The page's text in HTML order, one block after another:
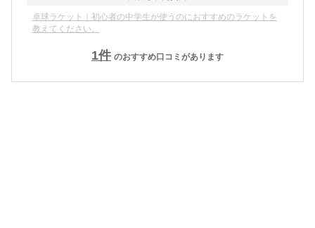
卓球ラケット｜初心者の中学生が使うのにおすすめのラケットを
教えてください。
1件 のおすすめ口コミがあります